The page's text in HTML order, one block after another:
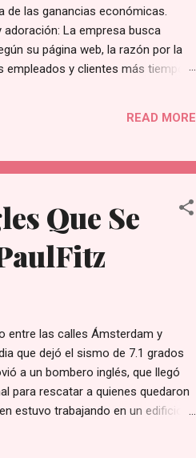
de las ganancias económicas.
La empresa busca
su página web, la razón por la
y clientes más tiempo
que esta medida representa
Sin embargo, sostienen
nacional desde que se inaugur...
READ MORE
Que Se
entre las calles Ámsterdam y
que dejó el sismo de 7.1 grados
a un bombero inglés, que llegó
para rescatar a quienes quedaron
estuvo trabajando en un edificio